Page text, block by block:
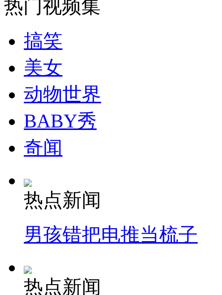
热门视频集
搞笑
美女
动物世界
BABY秀
奇闻
热点新闻
男孩错把电推当梳子
热点新闻